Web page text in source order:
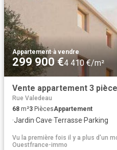
Appartement·à vendre
299 900 €4 410 €/m²
Vente appartement 3
Rue Valedeau
68 m²3 PiècesAppartement
·Jardin·Cave·Terrasse·Parking
Vu la première fois il y a plus d'un
Ouestfrance-immo